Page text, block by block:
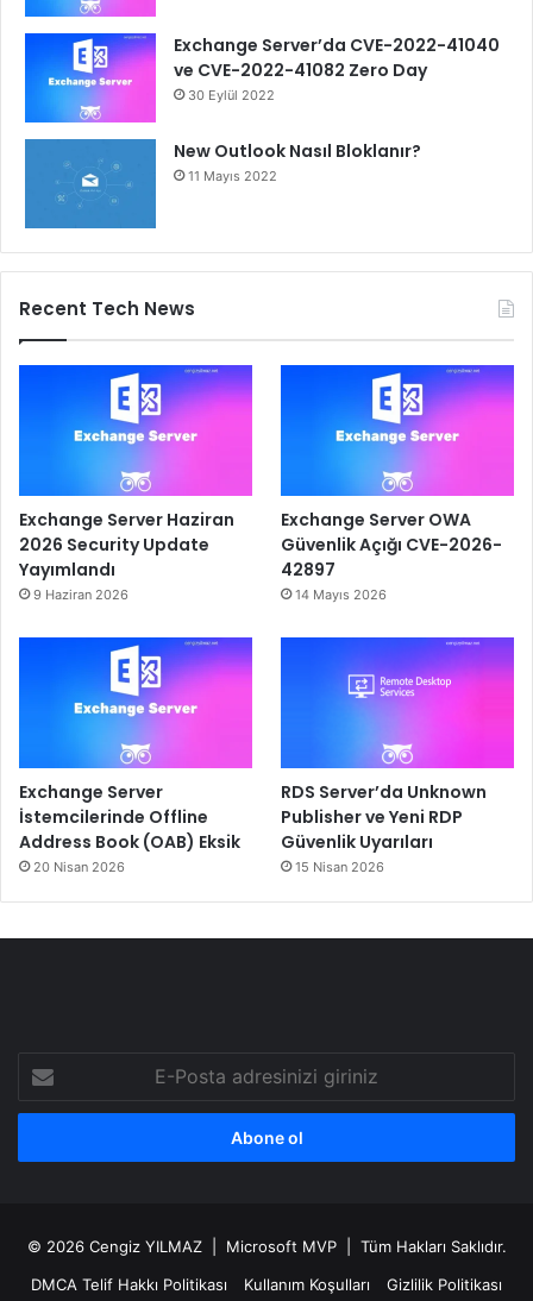
Exchange Server’da CVE-2022-41040
ve CVE-2022-41082 Zero Day
30 Eylül 2022
New Outlook Nasıl Bloklanır?
11 Mayıs 2022
Recent Tech News
Exchange Server Haziran
2026 Security Update
Yayımlandı
9 Haziran 2026
Exchange Server OWA
Güvenlik Açığı CVE-2026-
42897
14 Mayıs 2026
Exchange Server
İstemcilerinde Offline
Address Book (OAB) Eksik
20 Nisan 2026
RDS Server’da Unknown
Publisher ve Yeni RDP
Güvenlik Uyarıları
15 Nisan 2026
Posta
adresinizi
© 2026 Cengiz YILMAZ| Microsoft MVP | Tüm Hakları Saklıdır.
DMCA Telif Hakkı Politikası
Kullanım Koşulları Gizlilik Politikası